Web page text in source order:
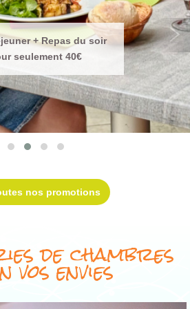
+ Repas du soir
seulement 40€
nos promotions
de chambres
vos envies